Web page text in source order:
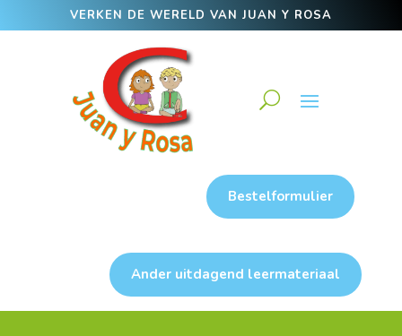
VERKEN DE WERELD VAN JUAN Y ROSA
Bestelformulier
Ander uitdagend leermateriaal